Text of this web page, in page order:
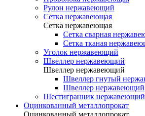
Рулон нержавеющий
Сетка нержавеющая
Сетка нержавеющая
Сетка сварная
Сетка тканая
Уголок нержавеющий
Швеллер нержавеющий
Швеллер нержавеющий
Швеллер гнутый
Швеллер нержавеющий
Шестигранник нержавеющий
Оцинкованный металлопрокат
Оцинкованный металлопрокат